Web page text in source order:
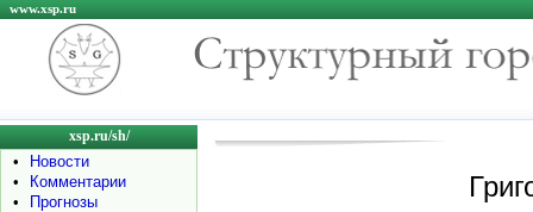
www.xsp.ru
xsp.ru/sh/
•
Новости
•
Комментарии
•
Прогнозы